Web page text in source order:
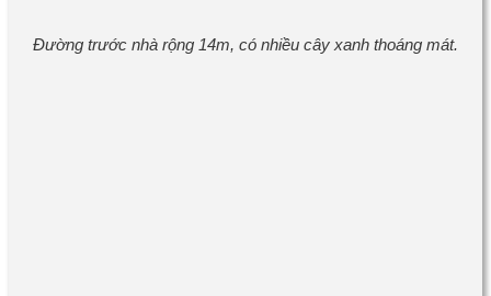
Đường trước nhà rộng 14m, có nhiều cây xanh thoáng mát.